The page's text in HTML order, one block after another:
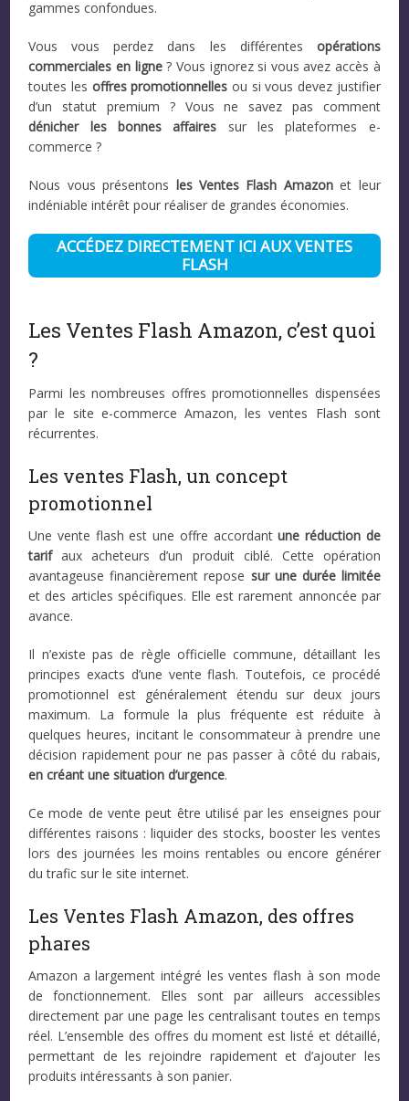
gammes confondues.
Vous vous perdez dans les différentes opérations
commerciales en ligne? Vous ignorez si vous avez accès à
toutes les offres promotionnelles ou si vous devez justifier
d’un statut premium ? Vous ne savez pas comment
dénicher les bonnes affaires sur les plateformes e-
commerce ?
Nous vous présentons les Ventes Flash Amazonet leur
indéniable intérêt pour réaliser de grandes économies.
ACCÉDEZ DIRECTEMENT ICI AUX VENTES
FLASH
Les Ventes Flash Amazon, c’est quoi
?
Parmi les nombreuses offres promotionnelles dispensées
par le site e-commerce Amazon, les ventes Flash sont
récurrentes.
Les ventes Flash, un concept
promotionnel
Une vente flash est une offre accordantune réduction de
tarifaux acheteurs d’un produit ciblé. Cette opération
avantageuse financièrement repose sur une durée limitée
et des articles spécifiques. Elle est rarement annoncée par
avance.
Il n’existe pas de règle officielle commune, détaillant les
principes exacts d’une vente flash. Toutefois, ce procédé
promotionnel est généralement étendu sur deux jours
maximum. La formule la plus fréquente est réduite à
quelques heures, incitant le consommateur à prendre une
décision rapidement pour ne pas passer à côté du rabais,
en créant une situation d’urgence.
Ce mode de vente peut être utilisé par les enseignes pour
différentes raisons : liquider des stocks, booster les ventes
lors des journées les moins rentables ou encore générer
du trafic sur le site internet.
Les Ventes Flash Amazon, des offres
phares
Amazon a largement intégré les ventes flash à son mode
de fonctionnement. Elles sont par ailleurs accessibles
directement par une page les centralisant toutes en temps
réel. L’ensemble des offres du moment est listé et détaillé,
permettant de les rejoindre rapidement et d’ajouter les
produits intéressants à son panier.